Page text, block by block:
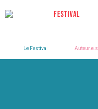
Festival
Le Festival Auteur.e.s